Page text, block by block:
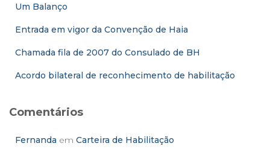
Um Balanço
Entrada em vigor da Convenção de Haia
Chamada fila de 2007 do Consulado de BH
Acordo bilateral de reconhecimento de habilitação
Comentários
Fernanda em Carteira de Habilitação